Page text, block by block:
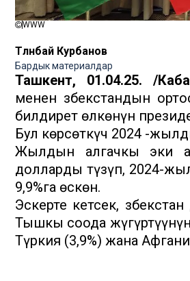
WWW
Төлөнбай Курбанов
Бардык материалдар
Ташкент, 01.04.25. /
менен Өзбекстандын
билдирет өлкөнүн
Бул көрсөткүч 2024 -
Жылдын алгачкы эки
долларды түзүп, 2024-
9,9%га өскөн.
Эскерте кетсек,
Тышкы соода
Түркия (3,9%) жана